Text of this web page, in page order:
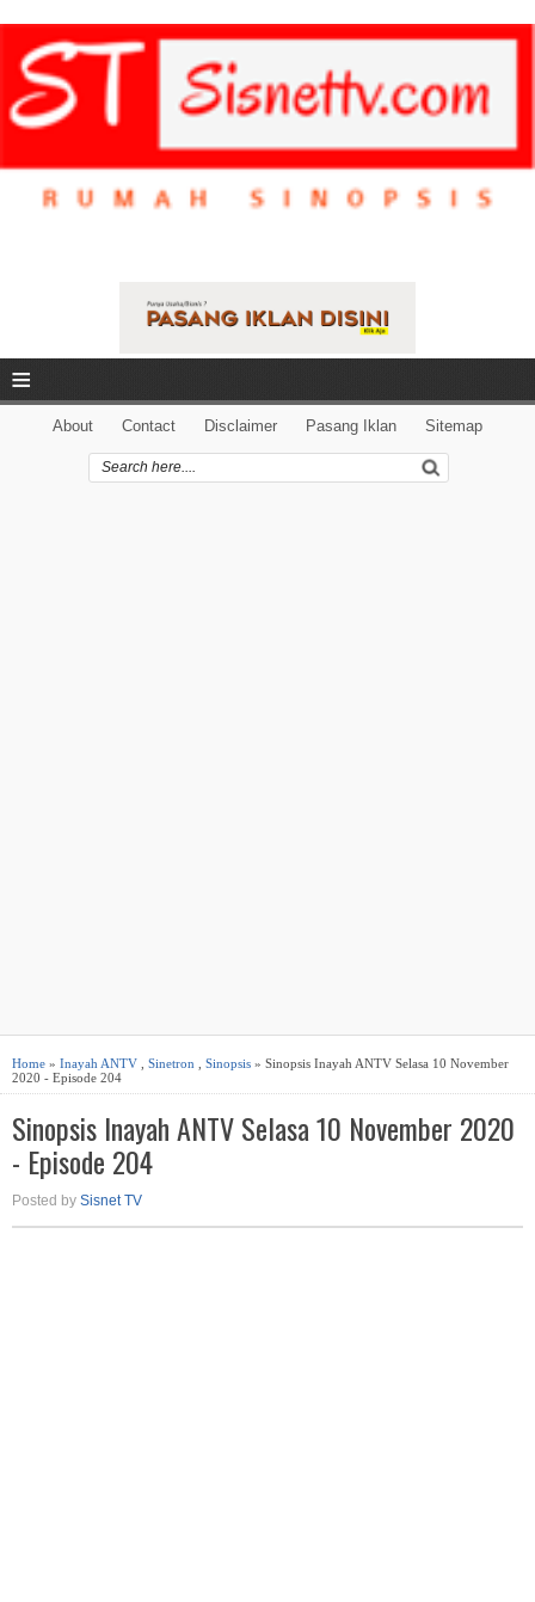
≡
About Contact Disclaimer Pasang Iklan Sitemap
Home » Inayah ANTV Sinetron Sinopsis » Sinopsis Inayah ANTV Selasa 10 November
2020 - Episode 204
Sinopsis Inayah ANTV Selasa 10 November 2020
- Episode 204
Posted by Sisnet TV